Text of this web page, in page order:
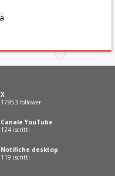
X
18196 follower
Canale YouTube
126iscritti
Notifiche desktop
120 iscritti